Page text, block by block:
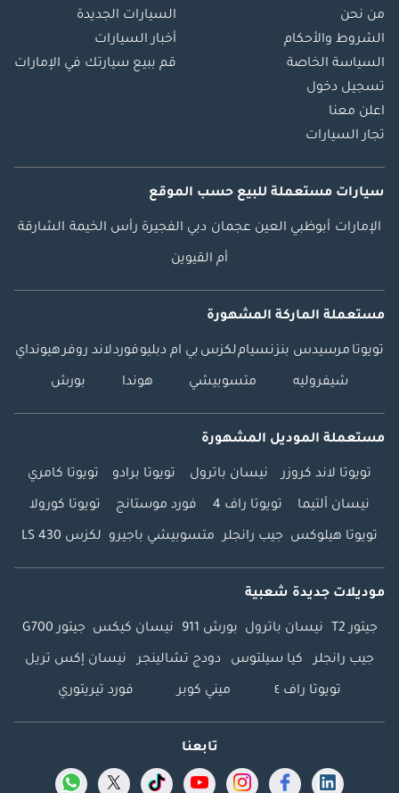
من نحن
الشروط والأحكام
السياسة الخاصة
تسجيل دخول
اعلن معنا
تجار السيارات
السيارات الجديدة
أخبار السيارات
قم ببيع سيارتك في الإمارات
سيارات مستعملة للبيع حسب الموقع
الإمارات أبوظبي العين عجمان دبي الفجيرة رأس الخيمة الشارقة
أم القيوين
مستعملة الماركة المشهورة
تويوتا مرسيدس بنزنسياملكزس بي ام دبليوفوردلاند روفرهيونداي
شيفروليه متسوبيشي هوندا بورش
مستعملة الموديل المشهورة
تويوتا لاند كروزر نيسان باترول تويوتا برادو تويوتا كامري
نيسان ألتيما تويوتا راف 4 فورد موستانج تويوتا كورولا
تويوتا هيلوكس جيب رانجلر متسوبيشي باجيرو لكزس LS 430
موديلات جديدة شعبية
جيتور T2 نيسان باترول بورش 911 نيسان كيكس جيتور G700
جيب رانجلر كيا سيلتوس دودج تشالينجر نيسان إكس تريل
تويوتا راف ٤ ميني كوبر فورد تيريتوري
تابعنا